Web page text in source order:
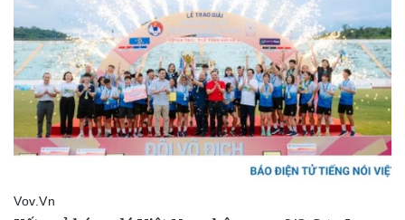
Tin nóng
Tư vấn luật
Vũ khí
Việt Nam
Phân tích